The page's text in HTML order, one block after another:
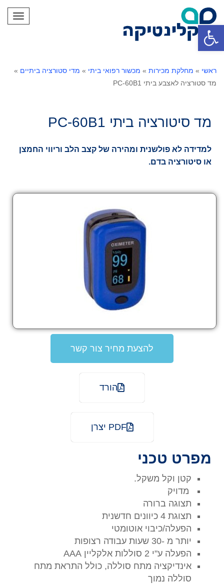
פתח סרגל נגישות
ראשי » מחלקת מכירות » מכשור רפואי ביתי » מדי סטורציה ביתיים »
מד סטורציה לאצבע ביתי PC-60B1
מד סיטורציה ביתי PC-60B1
למדידה לא פולשנית ומהירה של קצב הלב וריווי החמצן
או סיטורציה בדם.
להצעת מחיר צור קשר
הורד
PDF יצרן
מפרט טכני
קטן וקל משקל.
מדויק
תצוגה ברורה
תצוגת 4 כיוונים חדשנית
הפעלה/כיבוי אוטומטי
יותר מ -30 שעות עבודה רצופות
הפעלה ע"י 2 סוללות אלקליין AAA
אינדיקציה מתח סוללה, כולל התראת מתח
סוללה נמוך